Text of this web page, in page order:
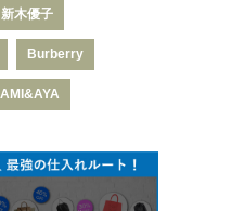
新木優子
Burberry
AMI&AYA